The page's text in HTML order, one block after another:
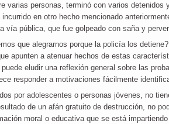
varias personas, terminó con varios
en otro hecho mencionado
vía pública, que fue golpeado con saña y
que alegrarnos porque la policía los
apunten a atenuar hechos de estas
eludir una reflexión general sobre las
responder a motivaciones fácilmente
por adolescentes o personas jóvenes, no
de un afán gratuito de destrucción, no
moral o educativa que se está